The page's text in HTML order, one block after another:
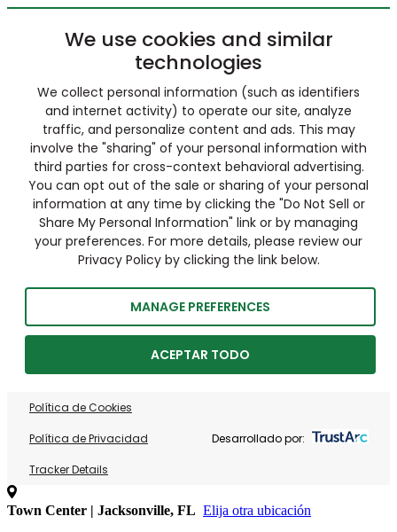
We use cookies and similar
technologies
We collect personal information (such as identifiers
and internet activity) to operate our site, analyze
traffic, and personalize content and ads. This may
involve the "sharing" of your personal information with
third parties for cross-context behavioral advertising.
You can opt out of the sale or sharing of your personal
information at any time by clicking the "Do Not Sell or
Share My Personal Information" link or by managing
your preferences. For more details, please review our
Privacy Policy by clicking the link below.
MANAGE PREFERENCES
ACEPTAR TODO
Política de Cookies
Política de Privacidad
Tracker Details
Desarrollado por:
Town Center | Jacksonville, FL Elija otra ubicación